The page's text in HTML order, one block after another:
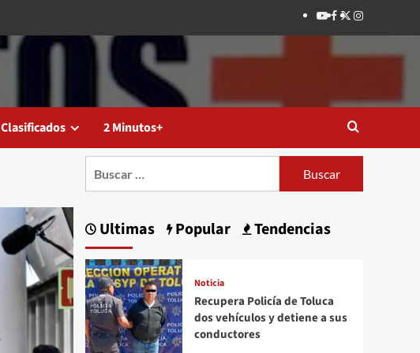
Youtube
Facebook
TwitterInstagram
Clasificados 2 Minutos+
Ultimas Popular Tendencias
Noticia
Recupera Policía de Toluca
dos vehículos y detiene a sus
conductores